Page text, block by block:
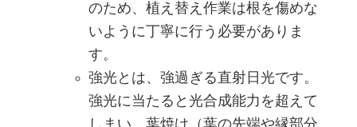
のため、植え替え作業は根を傷めな
いように丁寧に行う必要がありま
す。
強光とは、強過ぎる直射日光です。
強光に当たると光合成能力を超えて